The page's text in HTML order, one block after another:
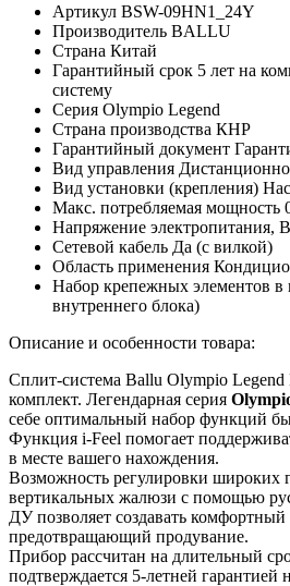
Артикул BSW-09HN1_24Y
Производитель BALLU
Страна Китай
Гарантийный срок 5 лет на
систему
Серия Olympio Legend
Страна производства КНР
Гарантийный документ
Вид управления
Вид установки (крепления)
Макс. потребляемая мощность
Напряжение электропитания, В
Сетевой кабель Да (с вилкой)
Область применения
Набор крепежных элементов в
внутреннего блока)
Описание и особенности товара:
Сплит-система Ballu Olympio
комплект. Легендарная серия
себе оптимальный набор функций
Функция i-Feel помогает
в месте вашего нахождения.
Возможность регулировки широких
вертикальных жалюзи с помощью
ДУ позволяет создавать комфортный
предотвращающий продувание.
Прибор рассчитан на длительный
подтверждается 5-летней гарантией